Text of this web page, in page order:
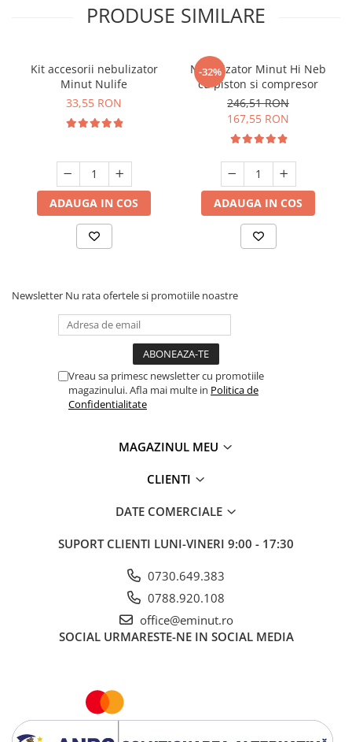
PRODUSE SIMILARE
Kit accesorii nebulizator
Minut Nulife
33,55 RON
ADAUGA IN COS
-32%
Nebulizator Minut Hi Neb
cu piston si compresor
246,51 RON
167,55 RON
ADAUGA IN COS
Newsletter Nu rata ofertele si promotiile noastre
Vreau sa primesc newsletter cu promotiile
magazinului. Afla mai multe in Politica de
Confidentialitate
MAGAZINUL MEU
CLIENTI
DATE COMERCIALE
SUPORT CLIENTI LUNI-VINERI 9:00 - 17:30
0730.649.383
0788.920.108
office@eminut.ro
SOCIAL URMARESTE-NE IN SOCIAL MEDIA